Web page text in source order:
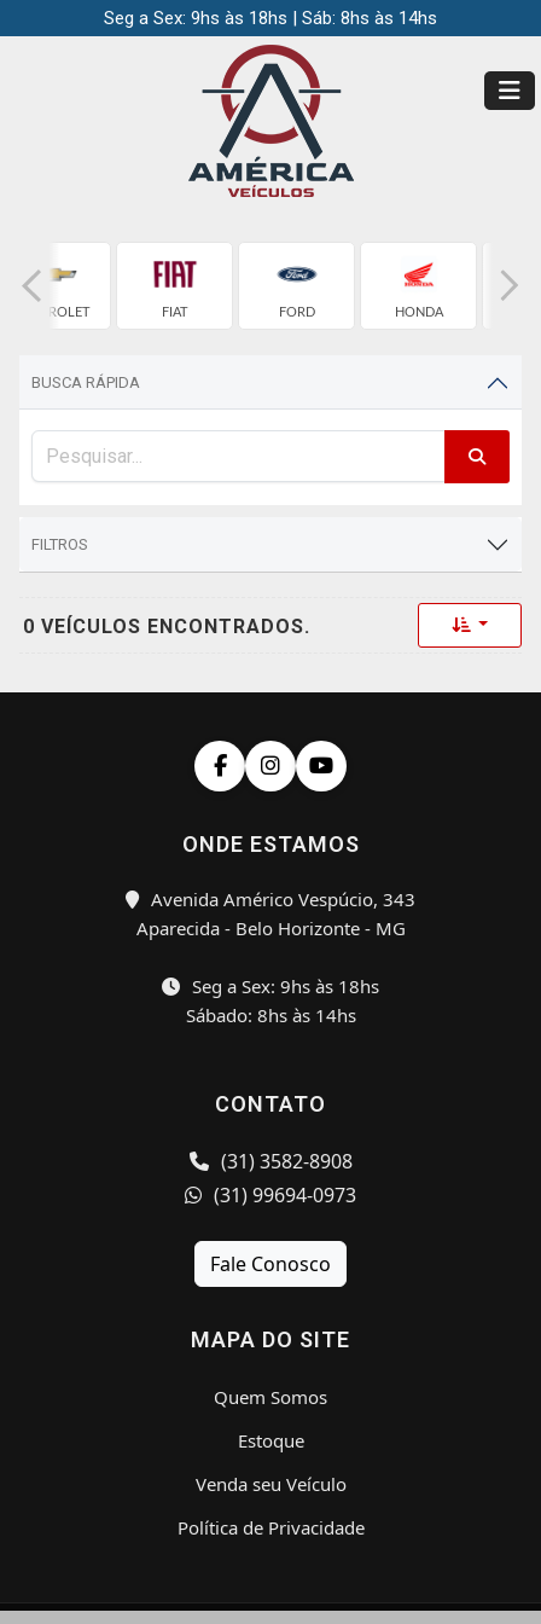
Seg a Sex: 9hs às 18hs | Sáb: 8hs às 14hs
CHEVROLET FIAT FORD HONDA
BUSCA RÁPIDA
FILTROS
0 VEÍCULOS ENCONTRADOS. Toggle
ONDE ESTAMOS
Avenida Américo Vespúcio, 343
Aparecida - Belo Horizonte - MG
Seg a Sex: 9hs às 18hs
Sábado: 8hs às 14hs
CONTATO
(31) 3582-8908
(31) 99694-0973
Fale Conosco
MAPA DO SITE
Quem Somos
Estoque
Venda seu Veículo
Política de Privacidade